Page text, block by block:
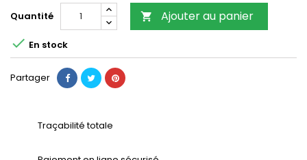
Quantité  Ajouter au panier
 En stock
Partager
Traçabilité totale